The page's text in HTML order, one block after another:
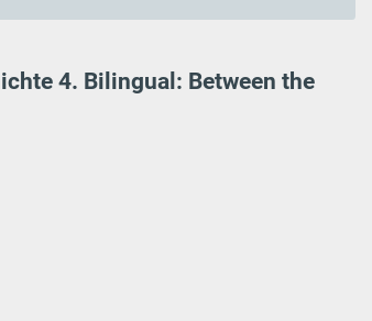
4. Bilingual: Between the